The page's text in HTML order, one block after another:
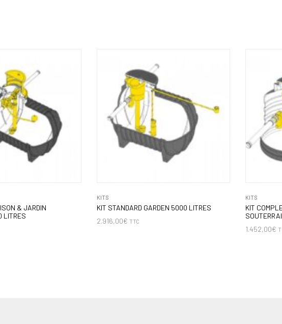
& JARDIN
LITRES
KITS
KIT STANDARD GARDEN 5000 LITRES
2.916,00€ TTC
KITS
KIT
1.452,00€